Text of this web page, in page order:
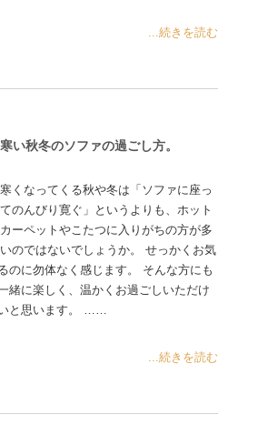
...続きを読む
寒い秋冬のソファの過ごし方。
寒くなってくる秋や冬は「ソファに座っ
てのんびり寛ぐ」というよりも、ホット
カーペットやこたつに入りがちの方が多
いのではないでしょうか。 せっかくお気
のに勿体なく感じます。 そんな方にも
緒に楽しく、温かくお過ごしいただけ
と思います。 ……
...続きを読む